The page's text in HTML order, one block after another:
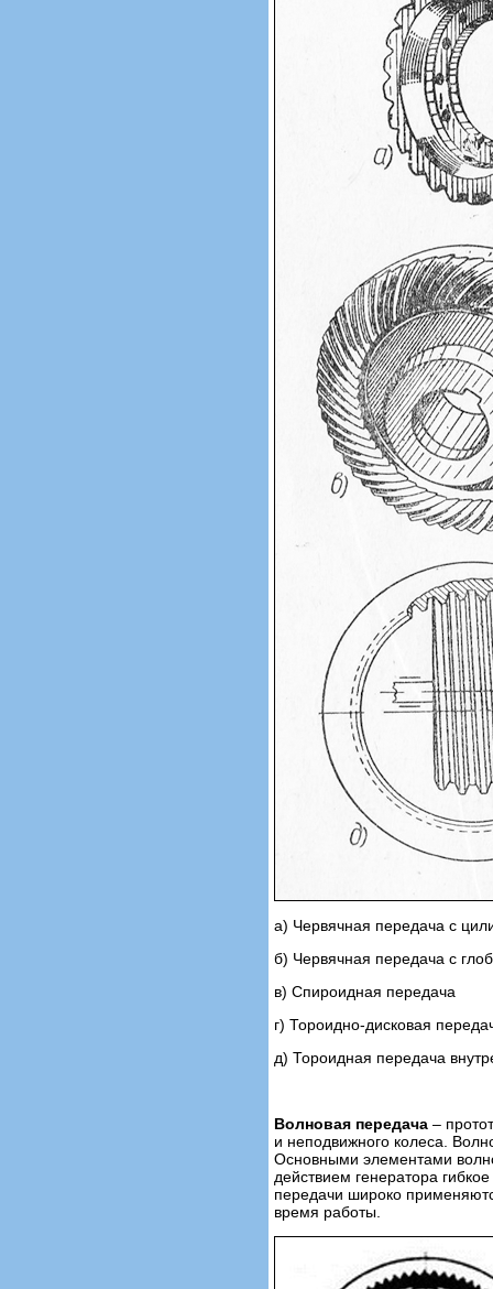
а) Червячная передача с
б) Червячная передача с
в) Спироидная передача
г) Тороидно-дисковая
д) Тороидная передача
Волновая передача –
и неподвижного колеса.
Основными элементами
действием генератора
передачи широко
время работы.